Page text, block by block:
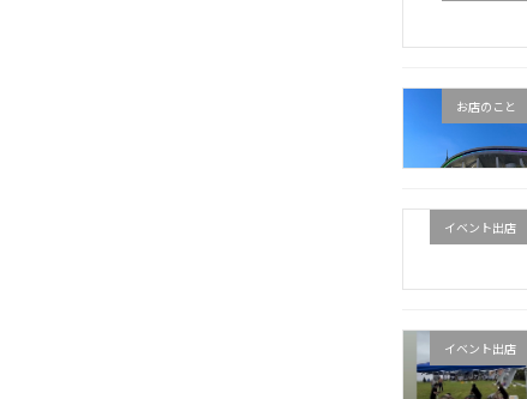
お店のこと
イベント出店
イベント出店